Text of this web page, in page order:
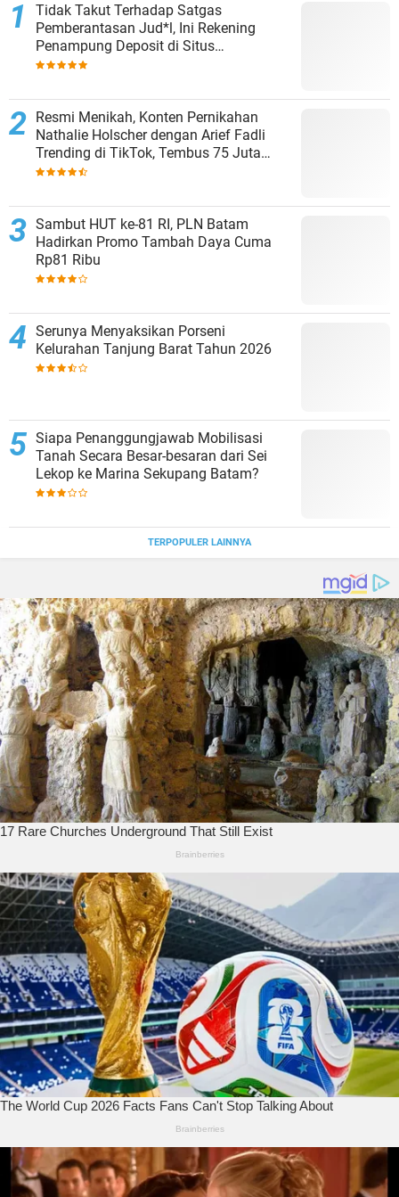
Tidak Takut Terhadap Satgas
Pemberantasan Jud*l, Ini Rekening
Penampung Deposit di Situs
MENARA4D
Resmi Menikah, Konten Pernikahan
Nathalie Holscher dengan Arief Fadli
Trending di TikTok, Tembus 75 Juta
Penonton
Sambut HUT ke-81 RI, PLN Batam
Hadirkan Promo Tambah Daya Cuma
Rp81 Ribu
Serunya Menyaksikan Porseni
Kelurahan Tanjung Barat Tahun 2026
Siapa Penanggungjawab Mobilisasi
Tanah Secara Besar-besaran dari Sei
Lekop ke Marina Sekupang Batam?
TERPOPULER LAINNYA